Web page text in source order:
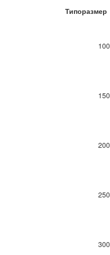
Типоразмер
100
150
200
250
300